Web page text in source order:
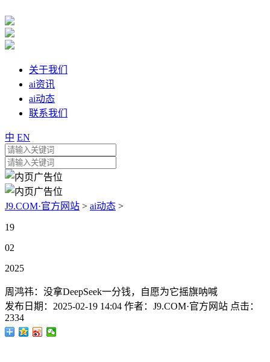
关于我们
ai资讯
ai动态
联系我们
中 EN
J9.COM·官方网站 > ai动态 >
19
02
2025
周鸿祎：没拿DeepSeek一分钱，自愿为它摇旗呐喊
发布日期： 2025-02-19 14:04 作者： J9.COM·官方网站 点击：
2334